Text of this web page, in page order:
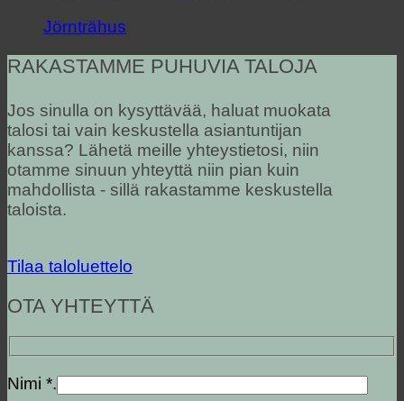
Jörnträhus
RAKASTAMME PUHUVIA TALOJA
Jos sinulla on kysyttävää, haluat muokata
talosi tai vain keskustella asiantuntijan
kanssa? Lähetä meille yhteystietosi, niin
otamme sinuun yhteyttä niin pian kuin
mahdollista - sillä rakastamme keskustella
taloista.
Tilaa taloluettelo
OTA YHTEYTTÄ
Nimi *.